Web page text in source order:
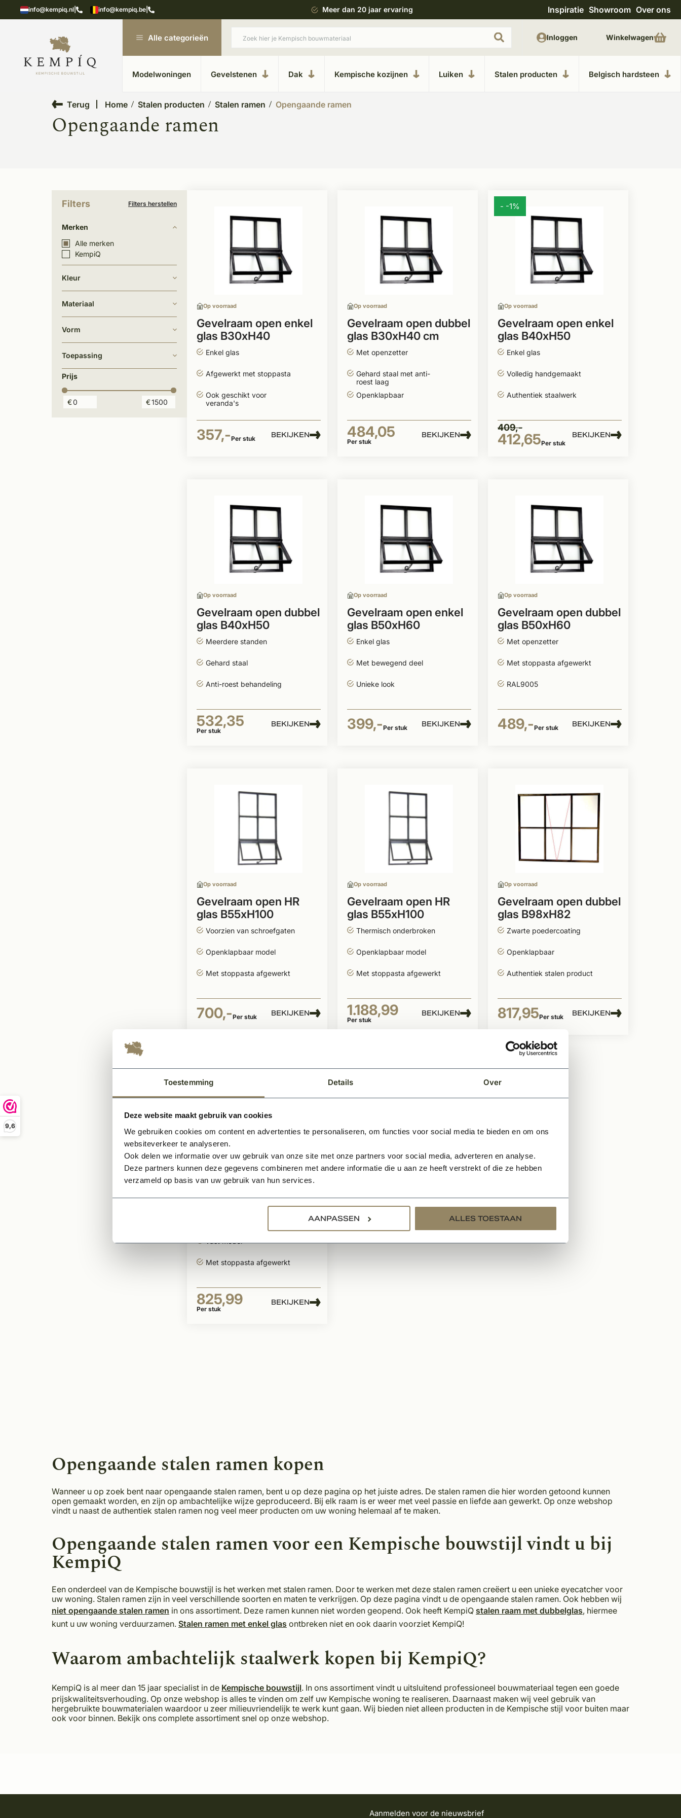
Toestemming Details Over
Deze website maakt gebruik van cookies
We gebruiken cookies om content en advertenties te personaliseren, om functies voor social media te bieden en om ons
websiteverkeer te analyseren.
Ook delen we informatie over uw gebruik van onze site met onze partners voor social media, adverteren en analyse.
Deze partners kunnen deze gegevens combineren met andere informatie die u aan ze heeft verstrekt of die ze hebben
verzameld op basis van uw gebruik van hun services.
AANPASSEN ALLES TOESTAAN
9,6
info@kempiq.nl info@kempiq.be
in Kesteren Unieke materialen in kempische bouwstijl Meer dan 20 jaar ervaring Uitgebreide showroom in Kesteren Unieke
Inspiratie Showroom Over ons
Alle categorieën
Modelwoningen Gevelstenen Dak Kempische kozijnen Luiken Stalen producten Belgisch hardsteen
Inloggen Winkelwagen
Terug Home Stalen producten Stalen ramen Opengaande ramen
Opengaande ramen
Filters Filters herstellen
Merken
Alle merken
KempiQ
Kleur
Materiaal
Vorm
Toepassing
Prijs
€ €
Op voorraad
Gevelraam open enkel
glas B30xH40
Enkel glas
Afgewerkt met stoppasta
Ook geschikt voor
veranda's
357,-Per stuk BEKIJKEN
Op voorraad
Gevelraam open dubbel
glas B30xH40 cm
Met openzetter
Gehard staal met anti-
roest laag
Openklapbaar
484,05
Per stuk
BEKIJKEN
- -1%
Op voorraad
Gevelraam open enkel
glas B40xH50
Enkel glas
Volledig handgemaakt
Authentiek staalwerk
409,-
412,65Per stuk
BEKIJKEN
Op voorraad
Gevelraam open dubbel
glas B40xH50
Meerdere standen
Gehard staal
Anti-roest behandeling
532,35
Per stuk
BEKIJKEN
Op voorraad
Gevelraam open enkel
glas B50xH60
Enkel glas
Met bewegend deel
Unieke look
399,-Per stuk BEKIJKEN
Op voorraad
Gevelraam open dubbel
glas B50xH60
Met openzetter
Met stoppasta afgewerkt
RAL9005
489,-Per stuk BEKIJKEN
Op voorraad
Gevelraam open HR
glas B55xH100
Voorzien van schroefgaten
Openklapbaar model
Met stoppasta afgewerkt
700,-Per stuk BEKIJKEN
Op voorraad
Gevelraam open HR
glas B55xH100
Thermisch onderbroken
Openklapbaar model
Met stoppasta afgewerkt
1.188,99
Per stuk
BEKIJKEN
Op voorraad
Gevelraam open dubbel
glas B98xH82
Zwarte poedercoating
Openklapbaar
Authentiek stalen product
817,95Per stuk BEKIJKEN
Op voorraad
thermisch + HR glas
vast model
Met stoppasta afgewerkt
825,99
Per stuk
BEKIJKEN
Opengaande stalen ramen kopen
Wanneer u op zoek bent naar opengaande stalen ramen, bent u op deze pagina op het juiste adres. De stalen ramen die hier worden getoond kunnen
open gemaakt worden, en zijn op ambachtelijke wijze geproduceerd. Bij elk raam is er weer met veel passie en liefde aan gewerkt. Op onze webshop
vindt u naast de authentiek stalen ramen nog veel meer producten om uw woning helemaal af te maken.
Opengaande stalen ramen voor een Kempische bouwstijl vindt u bij
KempiQ
Een onderdeel van de Kempische bouwstijl is het werken met stalen ramen. Door te werken met deze stalen ramen creëert u een unieke eyecatcher voor
uw woning. Stalen ramen zijn in veel verschillende soorten en maten te verkrijgen. Op deze pagina vindt u de opengaande stalen ramen. Ook hebben wij
niet opengaande stalen ramen in ons assortiment. Deze ramen kunnen niet worden geopend. Ook heeft KempiQ stalen raam met dubbelglas, hiermee
kunt u uw woning verduurzamen. Stalen ramen met enkel glas ontbreken niet en ook daarin voorziet KempiQ!
Waarom ambachtelijk staalwerk kopen bij KempiQ?
KempiQ is al meer dan 15 jaar specialist in de Kempische bouwstijl. In ons assortiment vindt u uitsluitend professioneel bouwmateriaal tegen een goede
prijskwaliteitsverhouding. Op onze webshop is alles te vinden om zelf uw Kempische woning te realiseren. Daarnaast maken wij veel gebruik van
hergebruikte bouwmaterialen waardoor u zeer milieuvriendelijk te werk kunt gaan. Wij bieden niet alleen producten in de Kempische stijl voor buiten maar
ook voor binnen. Bekijk ons complete assortiment snel op onze webshop.
Aanmelden voor de nieuwsbrief